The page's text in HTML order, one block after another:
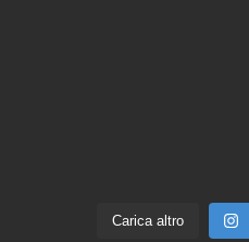
Carica altro